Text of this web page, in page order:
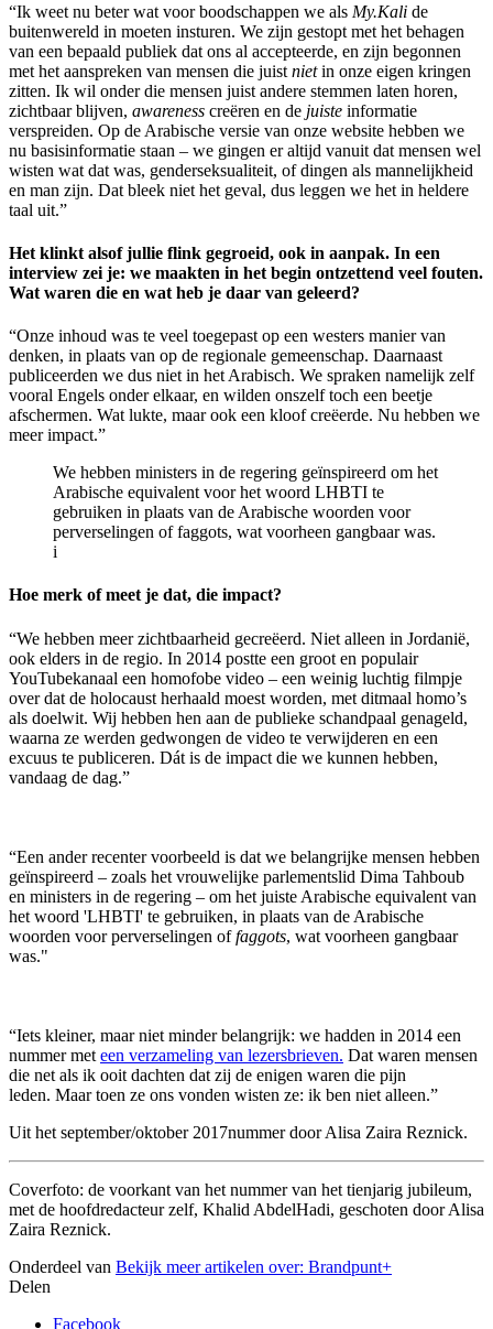
“Ik weet nu beter wat voor boodschappen we als My.Kali de
buitenwereld in moeten insturen. We zijn gestopt met het behagen
van een bepaald publiek dat ons al accepteerde, en zijn begonnen
met het aanspreken van mensen die juist nietin onze eigen kringen
zitten. Ik wil onder die mensen juist andere stemmen laten horen,
zichtbaar blijven, awareness creëren en de juiste informatie
verspreiden. Op de Arabische versie van onze website hebben we
nu basisinformatie staan – we gingen er altijd vanuit dat mensen wel
wisten wat dat was, genderseksualiteit, of dingen als mannelijkheid
en man zijn. Dat bleek niet het geval, dus leggen we het in heldere
taal uit.”
Het klinkt alsof jullie flink gegroeid, ook in aanpak. In een
interview zei je: we maakten in het begin ontzettend veel fouten.
Wat waren die en wat heb je daar van geleerd?
“Onze inhoud was te veel toegepast op een westers manier van
denken, in plaats van op de regionale gemeenschap. Daarnaast
publiceerden we dus niet in het Arabisch. We spraken namelijk zelf
vooral Engels onder elkaar, en wilden onszelf toch een beetje
afschermen. Wat lukte, maar ook een kloof creëerde. Nu hebben we
meer impact.”
We hebben ministers in de regering geïnspireerd om het
Arabische equivalent voor het woord LHBTI te
gebruiken in plaats van de Arabische woorden voor
perverselingen of faggots, wat voorheen gangbaar was.
i
Hoe merk of meet je dat, die impact?
“We hebben meer zichtbaarheid gecreëerd. Niet alleen in Jordanië,
ook elders in de regio. In 2014 postte een groot en populair
YouTubekanaal een homofobe video – een weinig luchtig filmpje
over dat de holocaust herhaald moest worden, met ditmaal homo’s
als doelwit. Wij hebben hen aan de publieke schandpaal genageld,
waarna ze werden gedwongen de video te verwijderen en een
excuus te publiceren. Dát is de impact die we kunnen hebben,
vandaag de dag.”
“Een ander recenter voorbeeld is dat we belangrijke mensen hebben
geïnspireerd – zoals het vrouwelijke parlementslid Dima Tahboub
en ministers in de regering – om het juiste Arabische equivalent van
het woord 'LHBTI' te gebruiken, in plaats van de Arabische
woorden voor perverselingen offaggots, wat voorheen gangbaar
was."
“Iets kleiner, maar niet minder belangrijk: we hadden in 2014 een
nummer met een verzameling van lezersbrieven. Dat waren mensen
die net als ik ooit dachten dat zij de enigen waren die pijn
leden. Maar toen ze ons vonden wisten ze: ik ben niet alleen.”
Uit het september/oktober 2017nummer door Alisa Zaira Reznick.
Coverfoto: de voorkant van het nummer van het tienjarig jubileum,
met de hoofdredacteur zelf, Khalid AbdelHadi, geschoten door Alisa
Zaira Reznick.
Onderdeel van Bekijk meer artikelen over: Brandpunt+
Delen
Facebook